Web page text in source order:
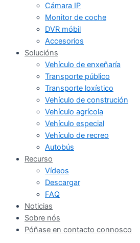
Cámara IP
Monitor de coche
DVR móbil
Accesorios
Solucións
Vehículo de enxeñaría
Transporte público
Transporte loxístico
Vehículo de construción
Vehículo agrícola
Vehículo especial
Vehículo de recreo
Autobús
Recurso
Vídeos
Descargar
FAQ
Noticias
Sobre nós
Póñase en contacto connosco